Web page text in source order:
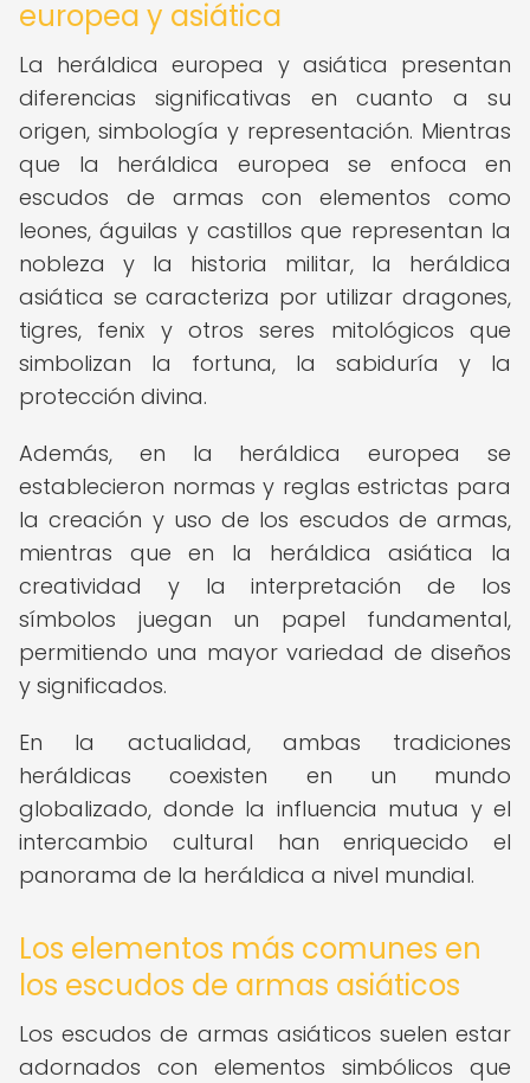
europea y asiática
La heráldica europea y asiática presentan
diferencias significativas en cuanto a su
origen, simbología y representación. Mientras
que la heráldica europea se enfoca en
escudos de armas con elementos como
leones, águilas y castillos que representan la
nobleza y la historia militar, la heráldica
asiática se caracteriza por utilizar dragones,
tigres, fenix y otros seres mitológicos que
simbolizan la fortuna, la sabiduría y la
protección divina.
Además, en la heráldica europea se
establecieron normas y reglas estrictas para
la creación y uso de los escudos de armas,
mientras que en la heráldica asiática la
creatividad y la interpretación de los
símbolos juegan un papel fundamental,
permitiendo una mayor variedad de diseños
y significados.
En la actualidad, ambas tradiciones
heráldicas coexisten en un mundo
globalizado, donde la influencia mutua y el
intercambio cultural han enriquecido el
panorama de la heráldica a nivel mundial.
Los elementos más comunes en
los escudos de armas asiáticos
Los escudos de armas asiáticos suelen estar
adornados con elementos simbólicos que